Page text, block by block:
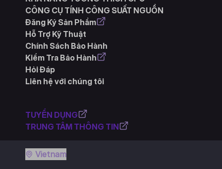
CÔNG CỤ TÍNH CÔNG SUẤT NGUỒN
Đăng Ký Sản Phẩm
Hỗ Trợ Kỹ Thuật
Chính Sách Bảo Hành
Kiểm Tra Bảo Hành
Hỏi Đáp
Liên hệ với chúng tôi
TUYỂN DỤNG
TRUNG TÂM THÔNG TIN
Vietnam